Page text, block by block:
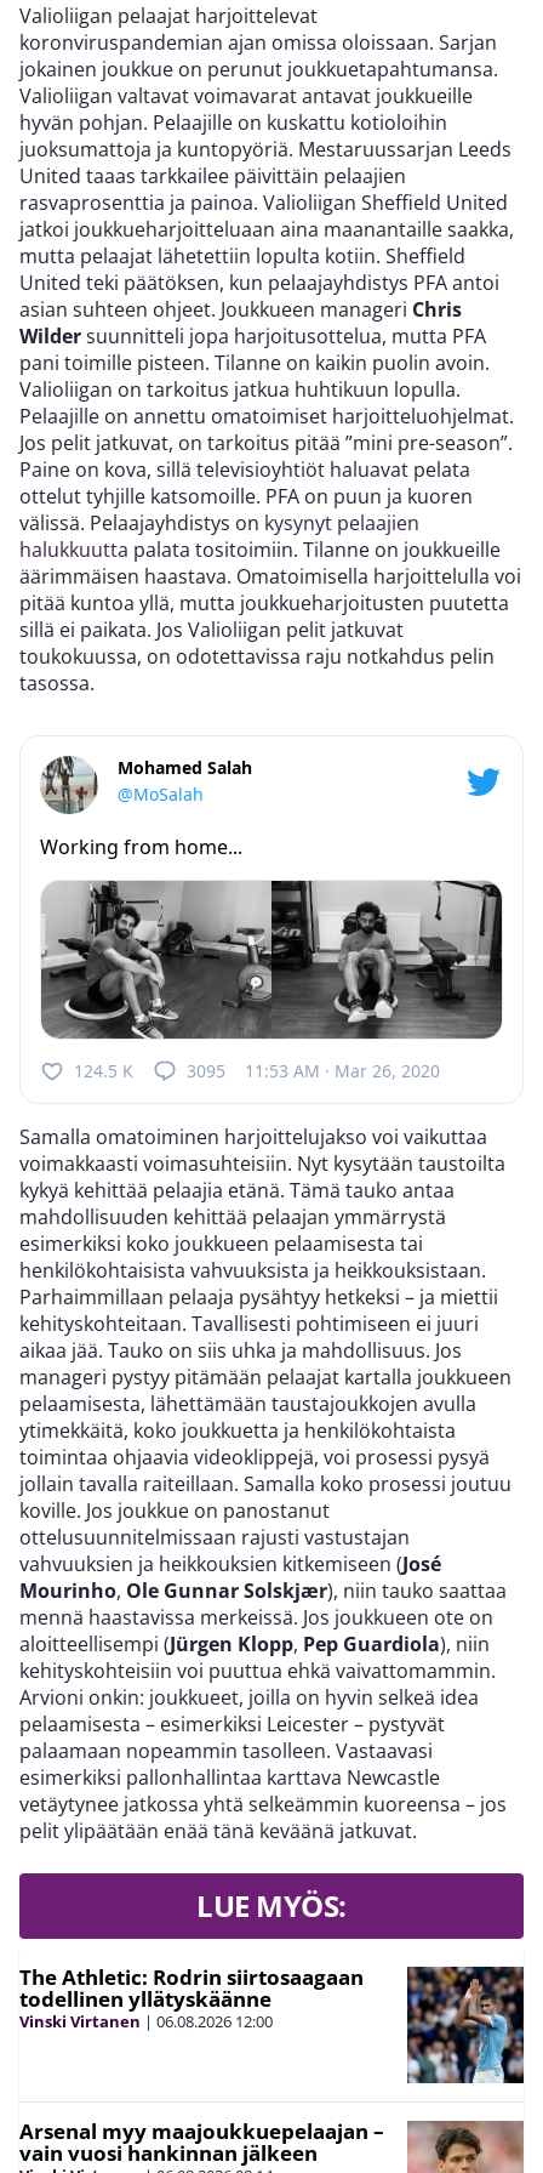
Valioliigan pelaajat harjoittelevat
koronviruspandemian ajan omissa oloissaan. Sarjan
jokainen joukkue on perunut joukkuetapahtumansa.
Valioliigan valtavat voimavarat antavat joukkueille
hyvän pohjan. Pelaajille on kuskattu kotioloihin
juoksumattoja ja kuntopyöriä. Mestaruussarjan Leeds
United taaas tarkkailee päivittäin pelaajien
rasvaprosenttia ja painoa. Valioliigan Sheffield United
jatkoi joukkueharjoitteluaan aina maanantaille saakka,
mutta pelaajat lähetettiin lopulta kotiin. Sheffield
United teki päätöksen, kun pelaajayhdistys PFA antoi
asian suhteen ohjeet. Joukkueen manageri Chris
Wildersuunnitteli jopa harjoitusottelua, mutta PFA
pani toimille pisteen. Tilanne on kaikin puolin avoin.
Valioliigan on tarkoitus jatkua huhtikuun lopulla.
Pelaajille on annettu omatoimiset harjoitteluohjelmat.
Jos pelit jatkuvat, on tarkoitus pitää ”mini pre-season”.
Paine on kova, sillä televisioyhtiöt haluavat pelata
ottelut tyhjille katsomoille. PFA on puun ja kuoren
välissä. Pelaajayhdistys on kysynyt pelaajien
halukkuutta palata tositoimiin. Tilanne on joukkueille
äärimmäisen haastava. Omatoimisella harjoittelulla voi
pitää kuntoa yllä, mutta joukkueharjoitusten puutetta
sillä ei paikata. Jos Valioliigan pelit jatkuvat
toukokuussa, on odotettavissa raju notkahdus pelin
tasossa.
Mohamed Salah
@MoSalah
Working from home...
124.5 K 3095 11:53 AM · Mar 26, 2020
Samalla omatoiminen harjoittelujakso voi vaikuttaa
voimakkaasti voimasuhteisiin. Nyt kysytään taustoilta
kykyä kehittää pelaajia etänä. Tämä tauko antaa
mahdollisuuden kehittää pelaajan ymmärrystä
esimerkiksi koko joukkueen pelaamisesta tai
henkilökohtaisista vahvuuksista ja heikkouksistaan.
Parhaimmillaan pelaaja pysähtyy hetkeksi – ja miettii
kehityskohteitaan. Tavallisesti pohtimiseen ei juuri
aikaa jää. Tauko on siis uhka ja mahdollisuus. Jos
manageri pystyy pitämään pelaajat kartalla joukkueen
pelaamisesta, lähettämään taustajoukkojen avulla
ytimekkäitä, koko joukkuetta ja henkilökohtaista
toimintaa ohjaavia videoklippejä, voi prosessi pysyä
jollain tavalla raiteillaan. Samalla koko prosessi joutuu
koville. Jos joukkue on panostanut
ottelusuunnitelmissaan rajusti vastustajan
vahvuuksien ja heikkouksien kitkemiseen (José
Mourinho, Ole Gunnar Solskjær), niin tauko saattaa
mennä haastavissa merkeissä. Jos joukkueen ote on
aloitteellisempi (Jürgen Klopp, Pep Guardiola), niin
kehityskohteisiin voi puuttua ehkä vaivattomammin.
Arvioni onkin: joukkueet, joilla on hyvin selkeä idea
pelaamisesta – esimerkiksi Leicester – pystyvät
palaamaan nopeammin tasolleen. Vastaavasi
esimerkiksi pallonhallintaa karttava Newcastle
vetäytynee jatkossa yhtä selkeämmin kuoreensa – jos
pelit ylipäätään enää tänä keväänä jatkuvat.
LUE MYÖS:
The Athletic: Rodrin siirtosaagaan
todellinen yllätyskäänne
Vinski Virtanen | 06.08.2026 12:00
Arsenal myy maajoukkuepelaajan –
vain vuosi hankinnan jälkeen